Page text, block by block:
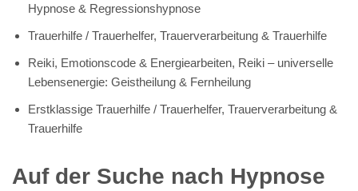
Hypnose & Regressionshypnose
Trauerhilfe / Trauerhelfer, Trauerverarbeitung & Trauerhilfe
Reiki, Emotionscode & Energiearbeiten, Reiki – universelle
Lebensenergie: Geistheilung & Fernheilung
Erstklassige Trauerhilfe / Trauerhelfer, Trauerverarbeitung &
Trauerhilfe
Auf der Suche nach Hypnose